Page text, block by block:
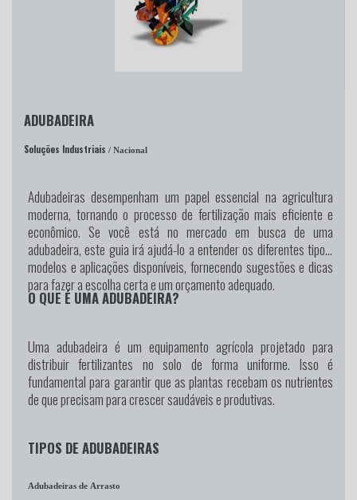
ADUBADEIRA
Soluções Industriais / Nacional
Adubadeiras desempenham um papel essencial na agricultura
moderna, tornando o processo de fertilização mais eficiente e
econômico. Se você está no mercado em busca de uma
adubadeira, este guia irá ajudá-lo a entender os diferentes tipos,
modelos e aplicações disponíveis, fornecendo sugestões e dicas
para fazer a escolha certa e um orçamento adequado.
O QUE É UMA ADUBADEIRA?
Uma adubadeira é um equipamento agrícola projetado para
distribuir fertilizantes no solo de forma uniforme. Isso é
fundamental para garantir que as plantas recebam os nutrientes
de que precisam para crescer saudáveis e produtivas.
TIPOS DE ADUBADEIRAS
Adubadeiras de Arrasto